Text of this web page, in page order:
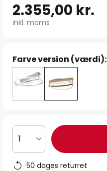
2.355,00 kr.
inkl. moms
Farve version (værdi):
1
50 dages returret